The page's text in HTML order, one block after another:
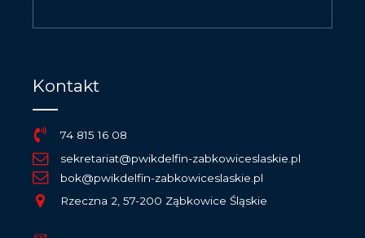
Kontakt
74 815 16 08
sekretariat@pwikdelfin-zabkowiceslaskie.pl
bok@pwikdelfin-zabkowiceslaskie.pl
Rzeczna 2, 57-200 Ząbkowice Śląskie